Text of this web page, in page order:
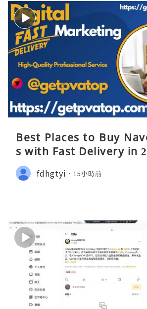
Best Places to Buy
s with Fast Delivery in
fdhgtyi 15小時前